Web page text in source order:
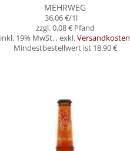
MEHRWEG
36,06 €/1l
0,08 €
inkl. 19% MwSt.,exkl.Versandkosten
Mindestbestellwert ist 18.90 €